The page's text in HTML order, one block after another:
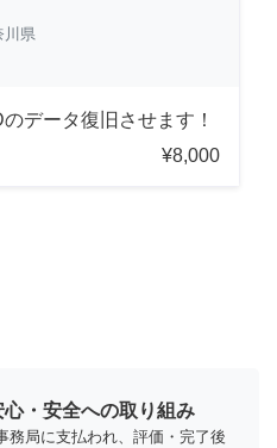
川県
データ復旧させます！
¥8,000
・安全への取り組み
務局に支払われ、評価・完了後